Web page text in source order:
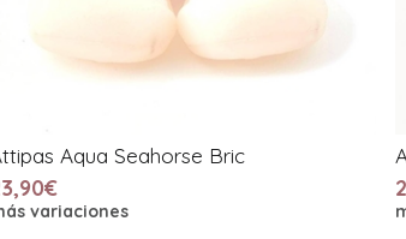
Aqua Seahorse Bric
variaciones